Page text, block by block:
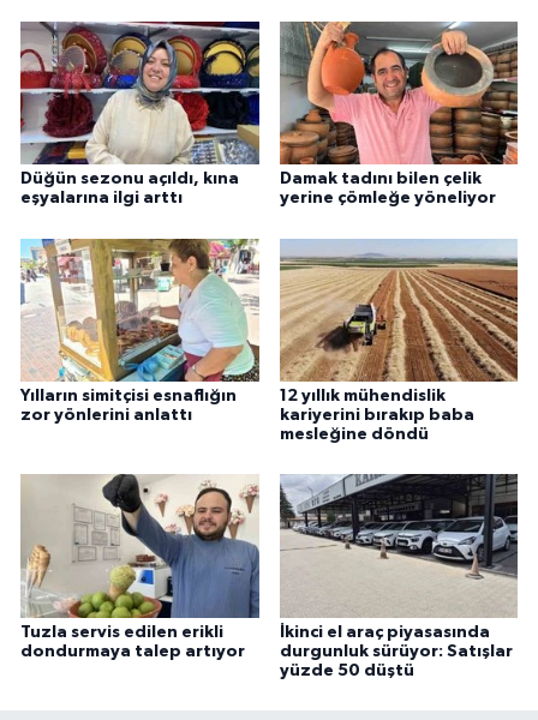
Düğün sezonu açıldı, kına
eşyalarına ilgi arttı
Damak tadını bilen çelik
yerine çömleğe yöneliyor
Yılların simitçisi esnaflığın
zor yönlerini anlattı
12 yıllık mühendislik
kariyerini bırakıp baba
mesleğine döndü
Tuzla servis edilen erikli
dondurmaya talep artıyor
İkinci el araç piyasasında
durgunluk sürüyor: Satışlar
yüzde 50 düştü